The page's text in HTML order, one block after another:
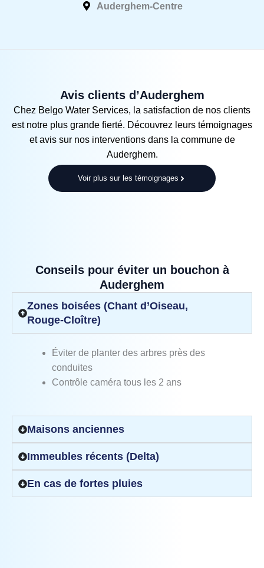
Auderghem‑Centre
Avis clients d’Auderghem
Chez Belgo Water Services, la satisfaction de nos clients
est notre plus grande fierté. Découvrez leurs témoignages
et avis sur nos interventions dans la commune de
Auderghem.
Voir plus sur les témoignages
Conseils pour éviter un bouchon à
Auderghem
Zones boisées (Chant d’Oiseau,
Rouge‑Cloître)
Éviter de planter des arbres près des
conduites
Contrôle caméra tous les 2 ans
Maisons anciennes
Immeubles récents (Delta)
En cas de fortes pluies